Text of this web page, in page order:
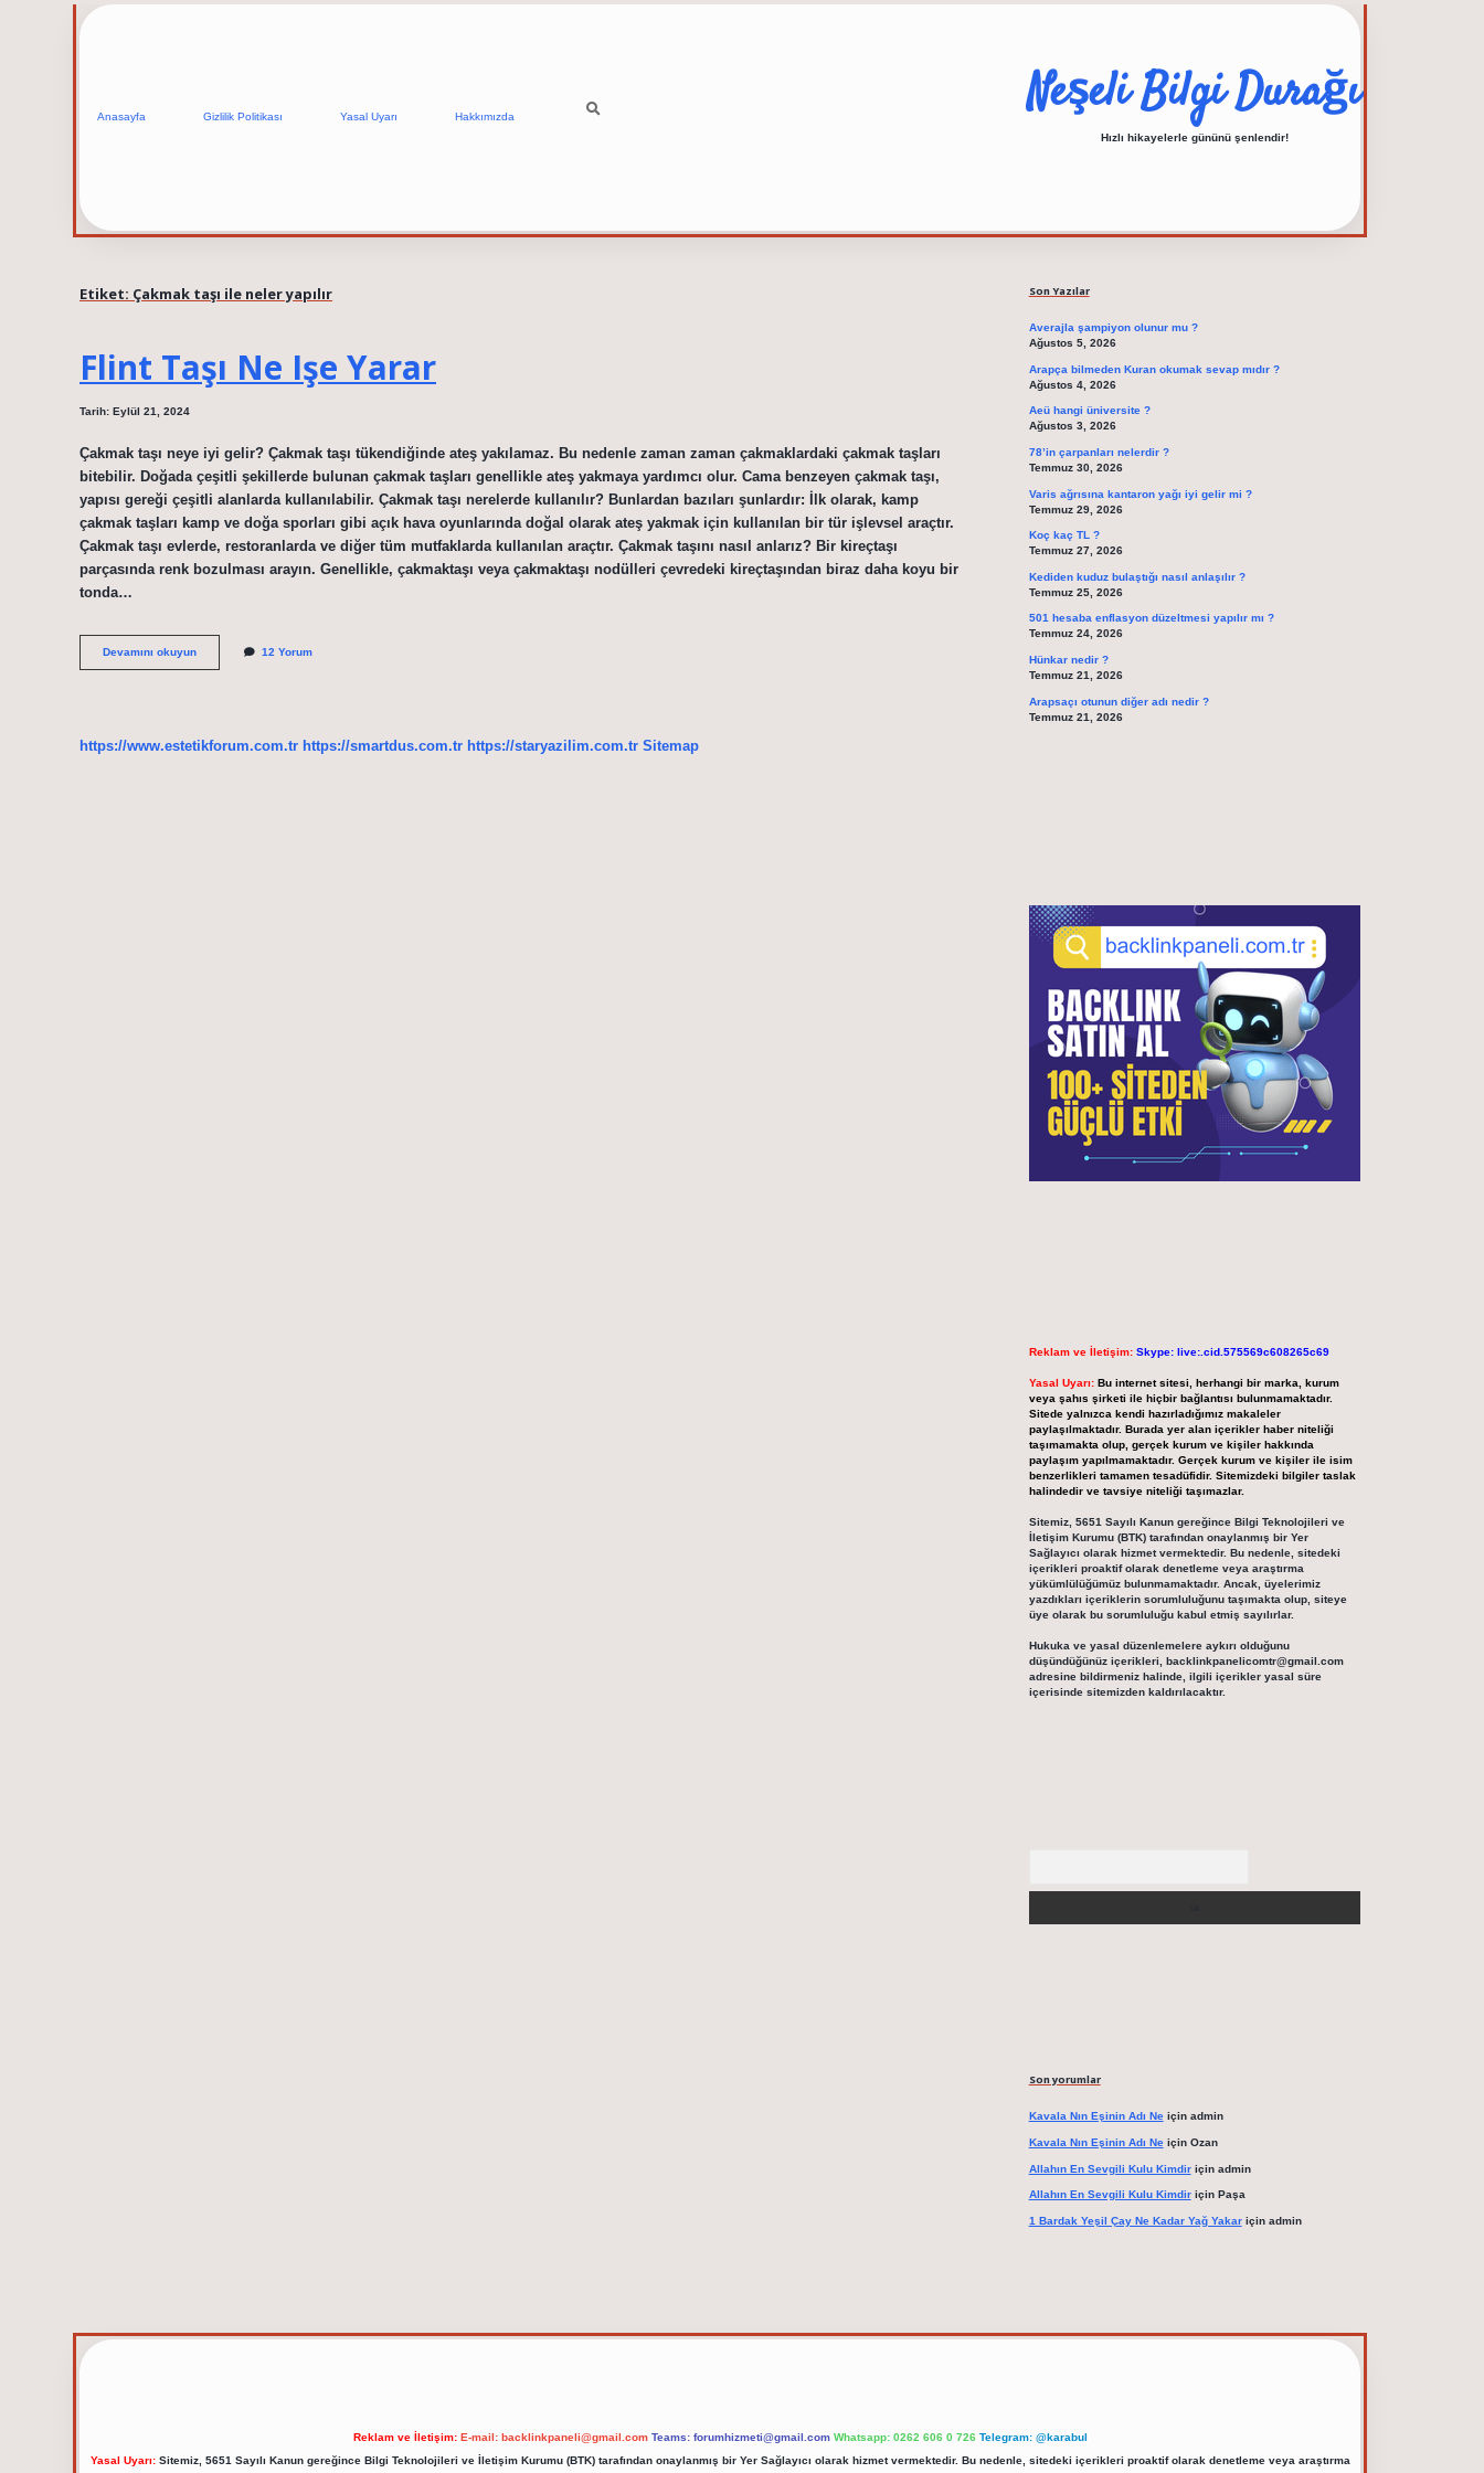
Anasayfa Gizlilik Politikası Yasal Uyarı Hakkımızda Neşeli Bilgi Durağı
Hızlı hikayelerle gününü şenlendir!
Etiket: Çakmak taşı ile neler yapılır
Flint Taşı Ne Işe Yarar
Tarih: Eylül 21, 2024
Çakmak taşı neye iyi gelir? Çakmak taşı tükendiğinde ateş yakılamaz. Bu nedenle zaman zaman çakmaklardaki çakmak taşları
bitebilir. Doğada çeşitli şekillerde bulunan çakmak taşları genellikle ateş yakmaya yardımcı olur. Cama benzeyen çakmak taşı,
yapısı gereği çeşitli alanlarda kullanılabilir. Çakmak taşı nerelerde kullanılır? Bunlardan bazıları şunlardır: İlk olarak, kamp
çakmak taşları kamp ve doğa sporları gibi açık hava oyunlarında doğal olarak ateş yakmak için kullanılan bir tür işlevsel araçtır.
Çakmak taşı evlerde, restoranlarda ve diğer tüm mutfaklarda kullanılan araçtır. Çakmak taşını nasıl anlarız? Bir kireçtaşı
parçasında renk bozulması arayın. Genellikle, çakmaktaşı veya çakmaktaşı nodülleri çevredeki kireçtaşından biraz daha koyu bir
tonda…
Devamını okuyunFlint
Taşı
12 Yorum
https://www.estetikforum.com.tr https://smartdus.com.tr https://staryazilim.com.tr Sitemap
Son Yazılar
Averajla şampiyon olunur mu ?
Ağustos 5, 2026
Arapça bilmeden Kuran okumak sevap mıdır ?
Ağustos 4, 2026
Aeü hangi üniversite ?
Ağustos 3, 2026
78’in çarpanları nelerdir ?
Temmuz 30, 2026
Varis ağrısına kantaron yağı iyi gelir mi ?
Temmuz 29, 2026
Koç kaç TL ?
Temmuz 27, 2026
Kediden kuduz bulaştığı nasıl anlaşılır ?
Temmuz 25, 2026
501 hesaba enflasyon düzeltmesi yapılır mı ?
Temmuz 24, 2026
Hünkar nedir ?
Temmuz 21, 2026
Arapsaçı otunun diğer adı nedir ?
Temmuz 21, 2026
Reklam ve İletişim: Skype: live:.cid.575569c608265c69
Yasal Uyarı: Bu internet sitesi, herhangi bir marka, kurum
veya şahıs şirketi ile hiçbir bağlantısı bulunmamaktadır.
Sitede yalnızca kendi hazırladığımız makaleler
paylaşılmaktadır. Burada yer alan içerikler haber niteliği
taşımamakta olup, gerçek kurum ve kişiler hakkında
paylaşım yapılmamaktadır. Gerçek kurum ve kişiler ile isim
benzerlikleri tamamen tesadüfidir. Sitemizdeki bilgiler taslak
halindedir ve tavsiye niteliği taşımazlar.
Sitemiz, 5651 Sayılı Kanun gereğince Bilgi Teknolojileri ve
İletişim Kurumu (BTK) tarafından onaylanmış bir Yer
Sağlayıcı olarak hizmet vermektedir. Bu nedenle, sitedeki
içerikleri proaktif olarak denetleme veya araştırma
yükümlülüğümüz bulunmamaktadır. Ancak, üyelerimiz
yazdıkları içeriklerin sorumluluğunu taşımakta olup, siteye
üye olarak bu sorumluluğu kabul etmiş sayılırlar.
Hukuka ve yasal düzenlemelere aykırı olduğunu
düşündüğünüz içerikleri, backlinkpanelicomtr@gmail.com
adresine bildirmeniz halinde, ilgili içerikler yasal süre
içerisinde sitemizden kaldırılacaktır.
Son yorumlar
Kavala Nın Eşinin Adı Neiçin admin
Kavala Nın Eşinin Adı Neiçin Ozan
Allahın En Sevgili Kulu Kimdiriçin admin
Allahın En Sevgili Kulu Kimdiriçin Paşa
1 Bardak Yeşil Çay Ne Kadar Yağ Yakariçin admin
elexbet güncel adresihttps://tulipbett.net/
Reklam ve İletişim: E-mail: backlinkpaneli@gmail.com Teams: forumhizmeti@gmail.com Whatsapp: 0262 606 0 726 Telegram: @karabul
Yasal Uyarı:Sitemiz, 5651 Sayılı Kanun gereğince Bilgi Teknolojileri ve İletişim Kurumu (BTK) tarafından onaylanmış bir Yer Sağlayıcı olarak hizmet vermektedir. Bu nedenle, sitedeki içerikleri proaktif olarak denetleme veya araştırma